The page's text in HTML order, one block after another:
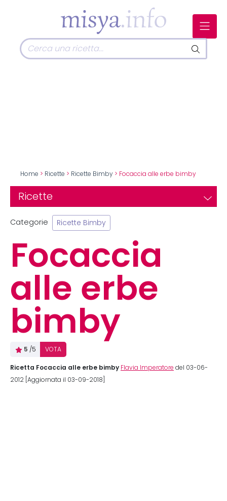
Home > Ricette > Ricette Bimby > Focaccia alle erbe bimby
Ricette
Categorie Ricette Bimby
Focaccia
alle erbe
bimby
5 /5 VOTA
Ricetta Focaccia alle erbe bimby Flavia Imperatore del 03-06-
2012 [Aggiornata il 03-09-2018]